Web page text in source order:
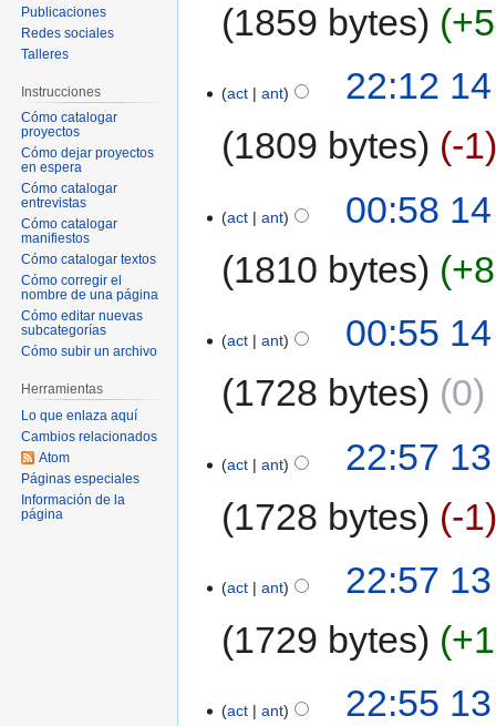
1859 bytes
act ant
22:12
1809 bytes
-1
act ant
00:58
1810 bytes
act ant
00:55
1728 bytes
0
act ant
22:57
1728 bytes
-1
act ant
22:57
1729 bytes
act ant
22:55
Publicaciones
Redes sociales
Talleres
Instrucciones
Cómo catalogar
proyectos
Cómo dejar proyectos
en espera
Cómo catalogar
entrevistas
Cómo catalogar
manifiestos
Cómo catalogar textos
Cómo corregir el
nombre de una página
Cómo editar nuevas
subcategorías
Cómo subir un archivo
Herramientas
Lo que enlaza aquí
Cambios relacionados
Atom
Páginas especiales
Información de la
página